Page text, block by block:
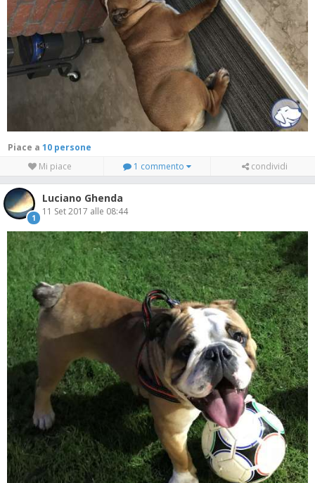
Piace a
10 persone
Mi piace
1 commento condividi
1
Luciano Ghenda
11 Set 2017 alle 08:44